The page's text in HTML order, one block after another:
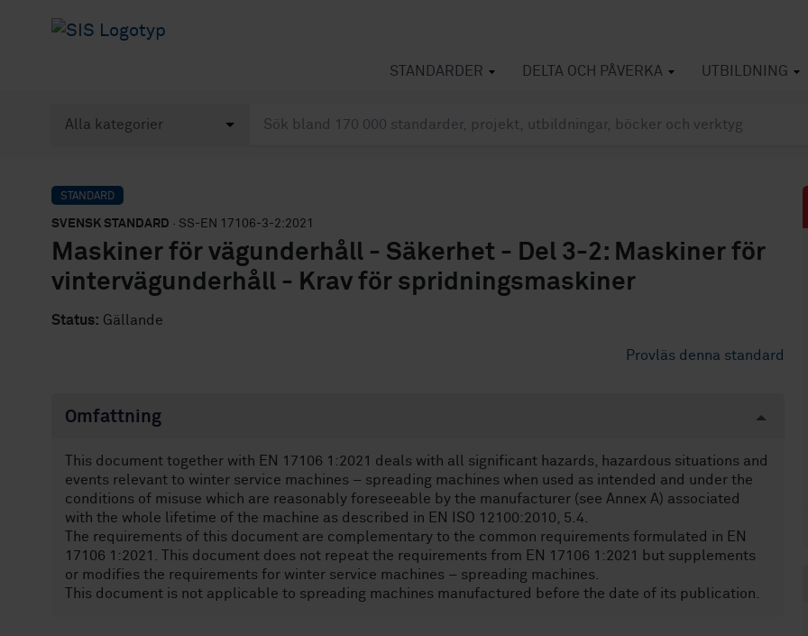
STANDARDER DELTA OCH PÅVERKA UTBILDNING
STANDARD
SVENSK STANDARD · SS-EN 17106-3-2:2021
Maskiner för vägunderhåll - Säkerhet - Del 3-2: Maskiner för
vintervägunderhåll - Krav för spridningsmaskiner
Status: Gällande
Provläs denna standard
Omfattning
This document together with EN 17106 1:2021 deals with all significant hazards, hazardous situations and
events relevant to winter service machines – spreading machines when used as intended and under the
conditions of misuse which are reasonably foreseeable by the manufacturer (see Annex A) associated
with the whole lifetime of the machine as described in EN ISO 12100:2010, 5.4.
The requirements of this document are complementary to the common requirements formulated in EN
17106 1:2021. This document does not repeat the requirements from EN 17106 1:2021 but supplements
or modifies the requirements for winter service machines – spreading machines.
This document is not applicable to spreading machines manufactured before the date of its publication.